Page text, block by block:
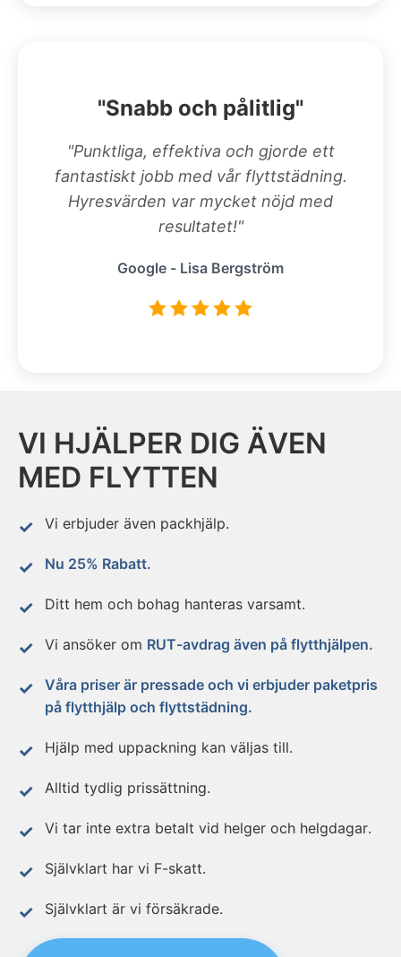
"Snabb och pålitlig"
"Punktliga, effektiva och gjorde ett
fantastiskt jobb med vår flyttstädning.
Hyresvärden var mycket nöjd med
resultatet!"
Google - Lisa Bergström
VI HJÄLPER DIG ÄVEN
MED FLYTTEN
Vi erbjuder även packhjälp.
Nu 25% Rabatt.
Ditt hem och bohag hanteras varsamt.
Vi ansöker om RUT-avdrag även på flytthjälpen.
Våra priser är pressade och vi erbjuder paketpris
på flytthjälp och flyttstädning.
Hjälp med uppackning kan väljas till.
Alltid tydlig prissättning.
Vi tar inte extra betalt vid helger och helgdagar.
Självklart har vi F-skatt.
Självklart är vi försäkrade.